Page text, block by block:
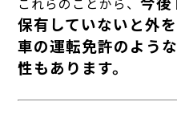
これらのことから、 今後
保有していないと外
車の運転免許のよう
性もあります。